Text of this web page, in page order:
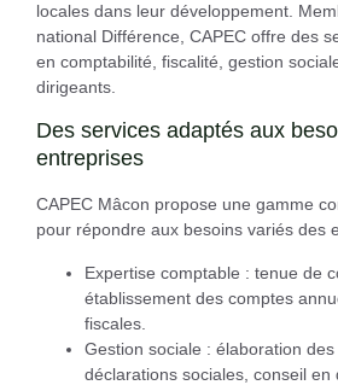
locales dans leur développement.
national Différence, CAPEC offre des
en comptabilité, fiscalité, gestion
dirigeants.
Des services adaptés aux
entreprises
CAPEC Mâcon propose une gamme
pour répondre aux besoins variés des
Expertise comptable : tenue de
établissement des comptes
fiscales.
Gestion sociale : élaboration des
déclarations sociales, conseil en